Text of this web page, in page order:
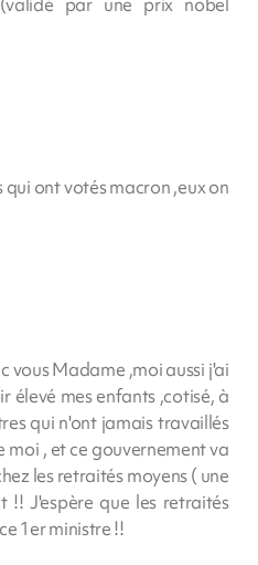
ont votés macron ,eux on
vous Madame ,moi aussi j'ai
élevé mes enfants ,cotisé, à
qui n'ont jamais travaillés
moi , et ce gouvernement va
les retraités moyens ( une
!! J'espère que les retraités
1er ministre !!